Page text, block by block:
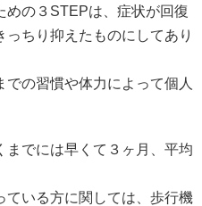
めの３STEPは、症状が回復
ちり抑えたものにしてあり
の習慣や体力によって個人
までには早くて３ヶ月、平均
ている方に関しては、歩行機